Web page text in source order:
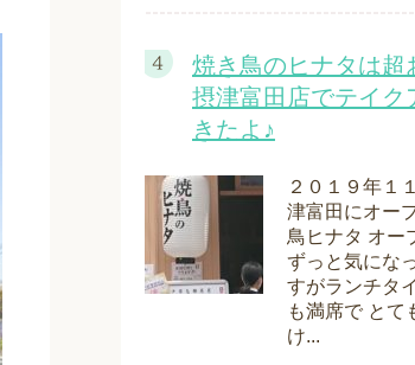
焼き鳥のヒナタは超
摂津富田店でテイク
きたよ♪
２０１９年１
津富田にオー
鳥ヒナタ オー
ずっと気にな
すがランチタ
も満席で とて
け...